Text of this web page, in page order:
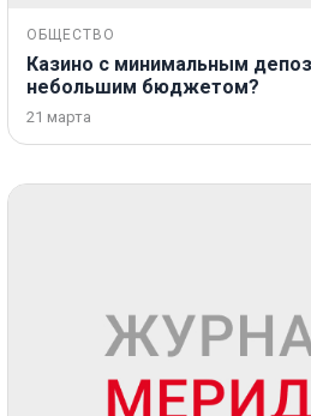
ОБЩЕСТВО
Казино с минимальным
небольшим бюджетом?
21 марта